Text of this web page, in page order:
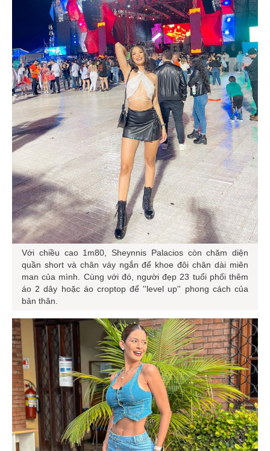
Với chiều cao 1m80, Sheynnis Palacios còn chăm diện
quần short và chân váy ngắn để khoe đôi chân dài miên
man của mình. Cùng với đó, người đẹp 23 tuổi phối thêm
áo 2 dây hoặc áo croptop để ''level up'' phong cách của
bản thân.